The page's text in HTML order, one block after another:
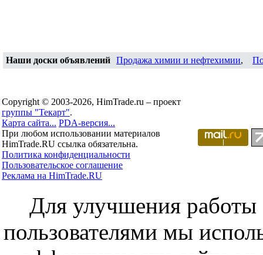
Наши доски объявлений Продажа химии и нефтехимии,
Copyright © 2003-2026, HimTrade.ru – проект
группы "Текарт".
Карта сайта... PDA-версия...
При любом использовании материалов
HimTrade.RU ссылка обязательна.
Политика конфиденциальности
Пользовательское соглашение
Реклама на HimTrade.RU
Для улучшения работы
пользователями мы